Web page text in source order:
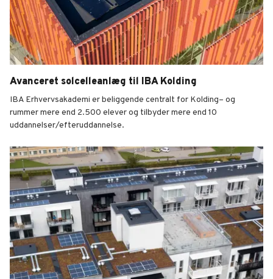
Avanceret solcelleanlæg til IBA Kolding
IBA Erhvervsakademi er beliggende centralt for Kolding– og
rummer mere end 2.500 elever og tilbyder mere end 10
uddannelser/efteruddannelse.
IBA, Kolding